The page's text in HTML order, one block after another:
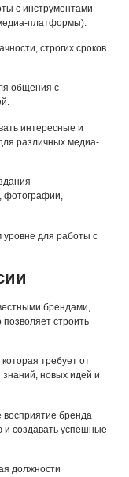
с инструментами
платформы).
строгих сроков
общения с
интересные и
различных медиа-
фотографии,
уровне для работы с
брендами,
строить
требует от
знаний, новых идей и
бренда
и создавать успешные
должности